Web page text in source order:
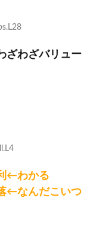
ざわざバリュー
←わかる
←なんだこいつ